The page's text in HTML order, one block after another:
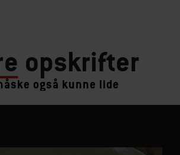
opskrifter
også kunne lide